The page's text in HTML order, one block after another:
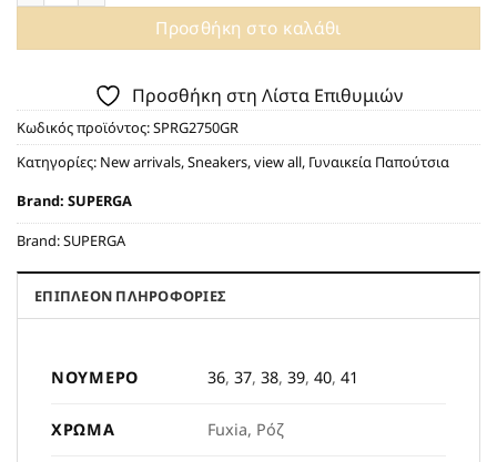
Προσθήκη στο καλάθι
Προσθήκη στη Λίστα Επιθυμιών
Κωδικός προϊόντος:SPRG2750GR
Κατηγορίες: New arrivals,Sneakers,view all, Γυναικεία Παπούτσια
Brand: SUPERGA
Brand:SUPERGA
ΕΠΙΠΛΈΟΝ ΠΛΗΡΟΦΟΡΊΕΣ
ΝΟΎΜΕΡΟ 36,37,38,39,40,41
ΧΡΏΜΑ Fuxia, Ρόζ